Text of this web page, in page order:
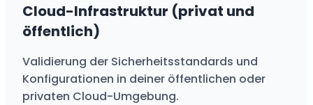
Cloud-Infrastruktur (privat und
öffentlich)
Validierung der Sicherheitsstandards und
Konfigurationen in deiner öffentlichen oder
privaten Cloud-Umgebung.